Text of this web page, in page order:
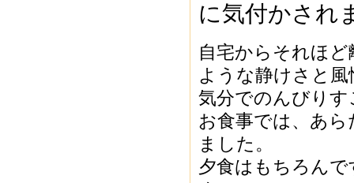
に気付かされ
自宅からそれほ
ような静けさと
気分でのんびり
お食事では、あ
ました。
夕食はもちろん